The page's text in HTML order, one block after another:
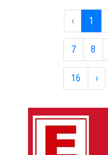
‹ 1
7 8
16 ›